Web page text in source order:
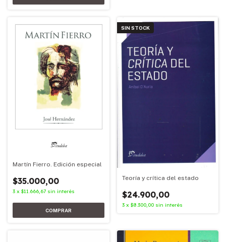
Martín Fierro. Edición especial
$35.000,00
3 x $11.666,67 sin interés
SIN STOCK
Teoría y crítica del estado
$24.900,00
3 x $8.300,00 sin interés